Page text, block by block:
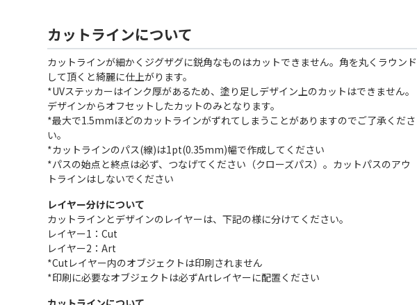
カットラインについて
カットラインが細かくジグザグに鋭角なものはカットできません。角を丸くラウンド
して頂くと綺麗に仕上がります。
*UVステッカーはインク厚があるため、塗り足しデザイン上のカットはできません。
デザインからオフセットしたカットのみとなります。
*最大で1.5mmほどのカットラインがずれてしまうことがありますのでご了承くださ
い。
*カットラインのパス(線)は1pt(0.35mm)幅で作成してください
*パスの始点と終点は必ず、つなげてください（クローズパス）。カットパスのアウ
トラインはしないでください
レイヤー分けについて
カットラインとデザインのレイヤーは、下記の様に分けてください。
レイヤー1：Cut
レイヤー2：Art
*Cutレイヤー内のオブジェクトは印刷されません
*印刷に必要なオブジェクトは必ずArtレイヤーに配置ください